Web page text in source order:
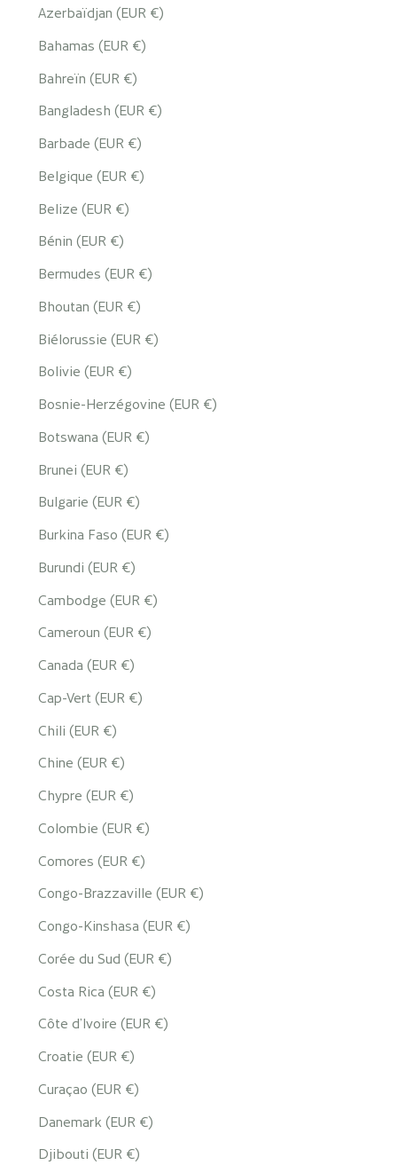
Azerbaïdjan (EUR €)
Bahamas (EUR €)
Bahreïn (EUR €)
Bangladesh (EUR €)
Barbade (EUR €)
Belgique (EUR €)
Belize (EUR €)
Bénin (EUR €)
Bermudes (EUR €)
Bhoutan (EUR €)
Biélorussie (EUR €)
Bolivie (EUR €)
Bosnie-Herzégovine (EUR €)
Botswana (EUR €)
Brunei (EUR €)
Bulgarie (EUR €)
Burkina Faso (EUR €)
Burundi (EUR €)
Cambodge (EUR €)
Cameroun (EUR €)
Canada (EUR €)
Cap-Vert (EUR €)
Chili (EUR €)
Chine (EUR €)
Chypre (EUR €)
Colombie (EUR €)
Comores (EUR €)
Congo-Brazzaville (EUR €)
Congo-Kinshasa (EUR €)
Corée du Sud (EUR €)
Costa Rica (EUR €)
Côte d’Ivoire (EUR €)
Croatie (EUR €)
Curaçao (EUR €)
Danemark (EUR €)
Djibouti (EUR €)